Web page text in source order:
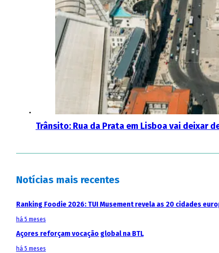
Trânsito: Rua da Prata em Lisboa vai deixar
Notícias mais recentes
Ranking Foodie 2026: TUI Musement revela as 20 cidades
há 5 meses
Açores reforçam vocação global na BTL
há 5 meses